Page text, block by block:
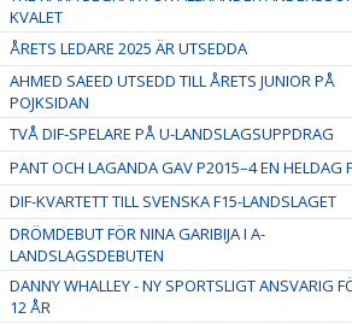
KVALET
ÅRETS LEDARE 2025 ÄR UTSEDDA
AHMED SAEED UTSEDD TILL ÅRETS JUNIOR PÅ
POJKSIDAN
TVÅ DIF-SPELARE PÅ U-LANDSLAGSUPPDRAG
PANT OCH LAGANDA GAV P2015–4 EN HELDAG
DIF-KVARTETT TILL SVENSKA F15-LANDSLAGET
DRÖMDEBUT FÖR NINA GARIBIJA I A-
LANDSLAGSDEBUTEN
DANNY WHALLEY - NY SPORTSLIGT ANSVARIG
12 ÅR